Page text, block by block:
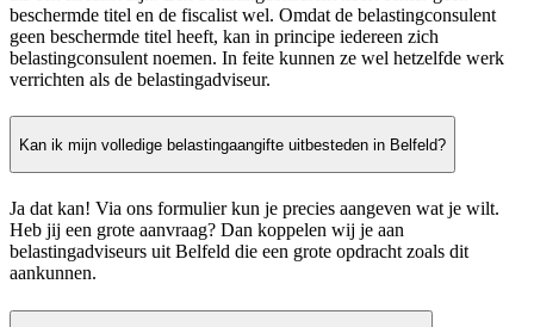
beschermde titel en de fiscalist wel. Omdat de belastingconsulent
geen beschermde titel heeft, kan in principe iedereen zich
belastingconsulent noemen. In feite kunnen ze wel hetzelfde werk
verrichten als de belastingadviseur.
Kan ik mijn volledige belastingaangifte uitbesteden in Belfeld?
Ja dat kan! Via ons formulier kun je precies aangeven wat je wilt.
Heb jij een grote aanvraag? Dan koppelen wij je aan
belastingadviseurs uit Belfeld die een grote opdracht zoals dit
aankunnen.